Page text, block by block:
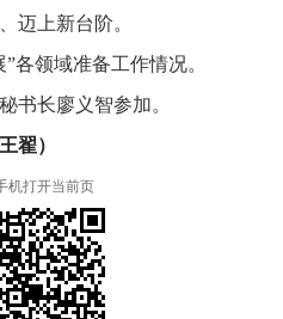
迈上新台阶。
各领域准备工作情况。
书长廖义智参加。
翟）
机打开当前页